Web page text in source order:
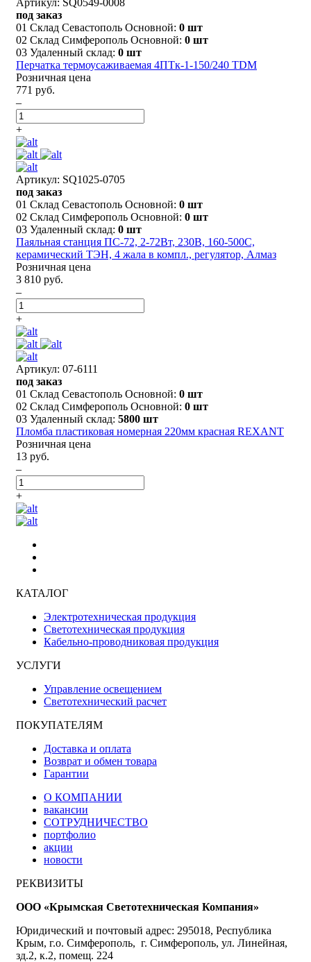
под заказ
01 Склад Севастополь Основной: 0 шт
02 Склад Симферополь Основной: 0 шт
03 Удаленный склад: 0 шт
Перчатка термоусаживаемая 4ПТк-1-150/240 TDM
Розничная цена
771 руб.
–
+
Артикул: SQ1025-0705
под заказ
01 Склад Севастополь Основной: 0 шт
02 Склад Симферополь Основной: 0 шт
03 Удаленный склад: 0 шт
Паяльная станция ПС-72, 2-72Вт, 230В, 160-500С,
керамический ТЭН, 4 жала в компл., регулятор, Алмаз
Розничная цена
3 810 руб.
–
+
Артикул: 07-6111
под заказ
01 Склад Севастополь Основной: 0 шт
02 Склад Симферополь Основной: 0 шт
03 Удаленный склад: 5800 шт
Пломба пластиковая номерная 220мм красная REXANT
Розничная цена
13 руб.
–
+
КАТАЛОГ
Электротехническая продукция
Светотехническая продукция
Кабельно-проводниковая продукция
УСЛУГИ
Управление освещением
Светотехнический расчет
ПОКУПАТЕЛЯМ
Доставка и оплата
Возврат и обмен товара
Гарантии
О КОМПАНИИ
вакансии
СОТРУДНИЧЕСТВО
портфолио
акции
новости
РЕКВИЗИТЫ
ООО «Крымская Светотехническая Компания»
Юридический и почтовый адрес: 295018, Республика
Крым, г.о. Симферополь, г. Симферополь, ул. Линейная,
зд.2, к.2, помещ. 224